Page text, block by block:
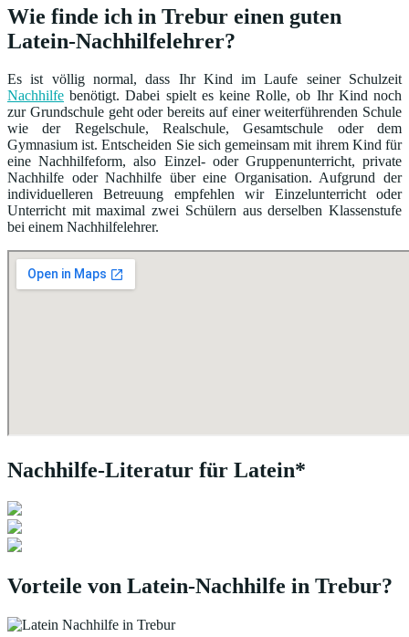
Wie finde ich in Trebur einen guten
Latein-Nachhilfelehrer?
Es ist völlig normal, dass Ihr Kind im Laufe seiner Schulzeit
Nachhilfe benötigt. Dabei spielt es keine Rolle, ob Ihr Kind noch
zur Grundschule geht oder bereits auf einer weiterführenden Schule
wie der Regelschule, Realschule, Gesamtschule oder dem
Gymnasium ist. Entscheiden Sie sich gemeinsam mit ihrem Kind für
eine Nachhilfeform, also Einzel- oder Gruppenunterricht, private
Nachhilfe oder Nachhilfe über eine Organisation. Aufgrund der
individuelleren Betreuung empfehlen wir Einzelunterricht oder
Unterricht mit maximal zwei Schülern aus derselben Klassenstufe
bei einem Nachhilfelehrer.
Nachhilfe-Literatur für Latein*
Vorteile von Latein-Nachhilfe in Trebur?